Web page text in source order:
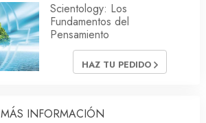
Scientology: Los
Fundamentos del
Pensamiento
HAZ TU PEDIDO
MÁS INFORMACIÓN